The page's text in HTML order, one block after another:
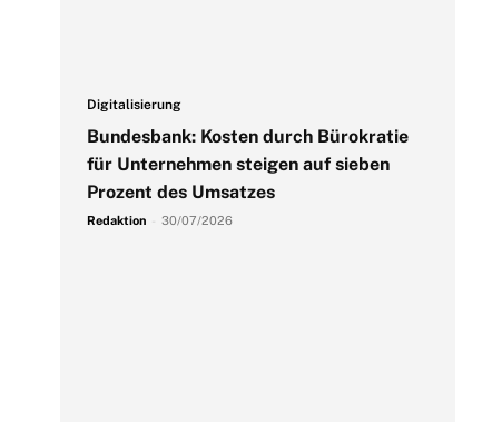
Digitalisierung
Bundesbank: Kosten durch Bürokratie
für Unternehmen steigen auf sieben
Prozent des Umsatzes
Redaktion 30/07/2026